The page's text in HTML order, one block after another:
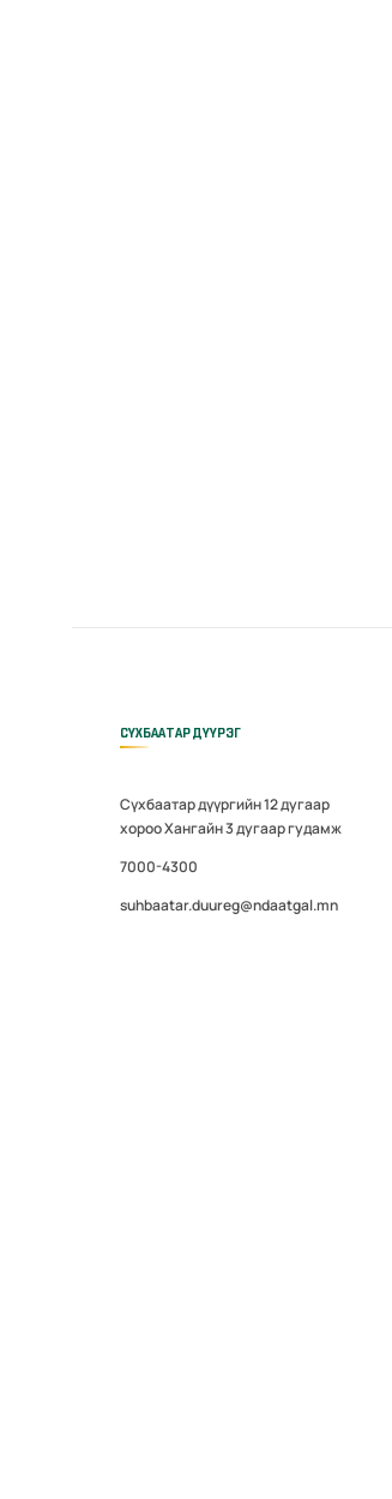
СҮХБААТАР ДҮҮРЭГ
Сүхбаатар дүүргийн 12 дугаар
хороо Хангайн 3 дугаар гудамж
7000-4300
suhbaatar.duureg@ndaatgal.mn